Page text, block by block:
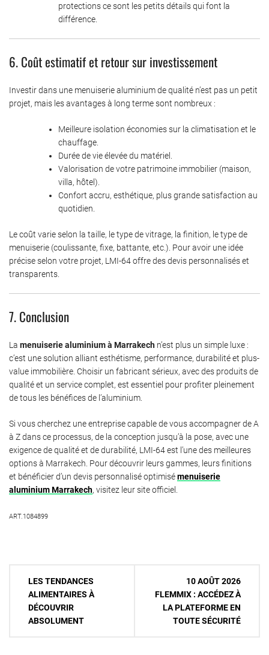
protections ce sont les petits détails qui font la
différence.
6. Coût estimatif et retour sur investissement
Investir dans une menuiserie aluminium de qualité n’est pas un petit
projet, mais les avantages à long terme sont nombreux :
Meilleure isolation économies sur la climatisation et le
chauffage.
Durée de vie élevée du matériel.
Valorisation de votre patrimoine immobilier (maison,
villa, hôtel).
Confort accru, esthétique, plus grande satisfaction au
quotidien.
Le coût varie selon la taille, le type de vitrage, la finition, le type de
menuiserie (coulissante, fixe, battante, etc.). Pour avoir une idée
précise selon votre projet, LMI-64 offre des devis personnalisés et
transparents.
7. Conclusion
La menuiserie aluminium à Marrakech n’est plus un simple luxe :
c’est une solution alliant esthétisme, performance, durabilité et plus-
value immobilière. Choisir un fabricant sérieux, avec des produits de
qualité et un service complet, est essentiel pour profiter pleinement
de tous les bénéfices de l’aluminium.
Si vous cherchez une entreprise capable de vous accompagner de A
à Z dans ce processus, de la conception jusqu’à la pose, avec une
exigence de qualité et de durabilité, LMI-64 est l’une des meilleures
options à Marrakech. Pour découvrir leurs gammes, leurs finitions
et bénéficier d’un devis personnalisé optimisémenuiserie
aluminium Marrakech, visitez leur site officiel.
ART.1084899
Navigation
l’article
LES TENDANCES
ALIMENTAIRES À
DÉCOUVRIR
ABSOLUMENT
10 AOÛT 2026
FLEMMIX : ACCÉDEZ À
LA PLATEFORME EN
TOUTE SÉCURITÉ